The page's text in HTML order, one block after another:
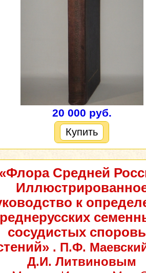
20 000 руб.
Купить
«Флора Средней
к
сосудистых
. П.Ф.
Д.И. Литвиновым